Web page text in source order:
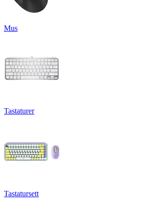
Mus
Tastaturer
Tastatursett